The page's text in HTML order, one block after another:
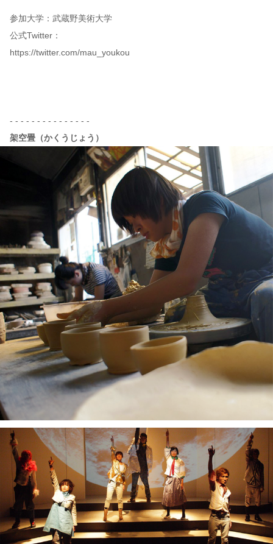
参加大学：武蔵野美術大学
公式Twitter：
https://twitter.com/mau_youkou
- - - - - - - - - - - - - - -
架空畳（かくうじょう）